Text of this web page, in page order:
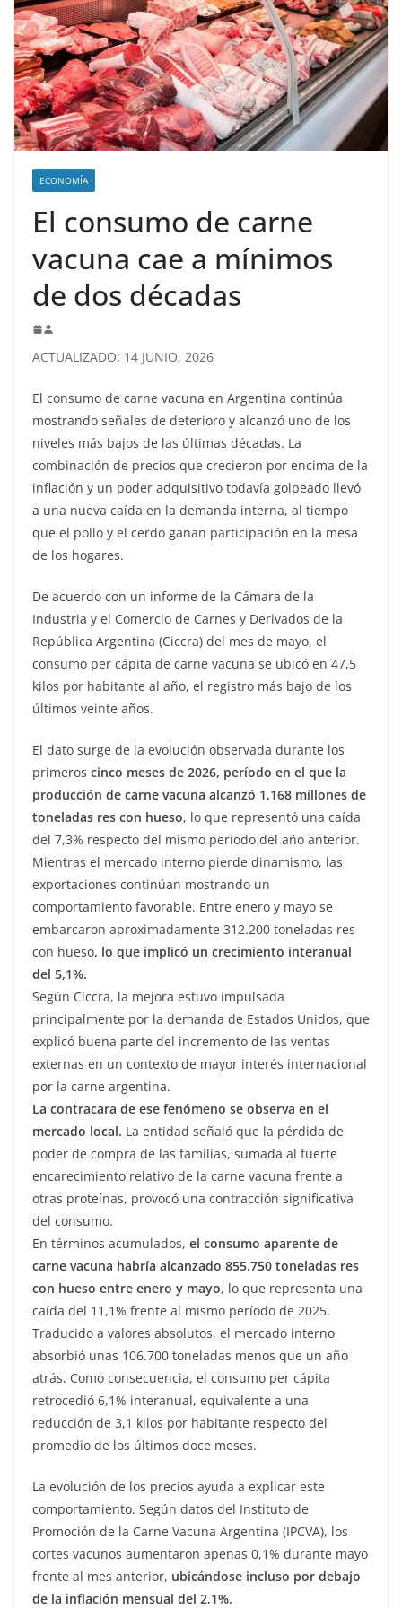
ECONOMÍA
El consumo de carne
vacuna cae a mínimos
de dos décadas
ACTUALIZADO: 14 JUNIO, 2026
El consumo de carne vacuna en Argentina continúa
mostrando señales de deterioro y alcanzó uno de los
niveles más bajos de las últimas décadas. La
combinación de precios que crecieron por encima de la
inflación y un poder adquisitivo todavía golpeado llevó
a una nueva caída en la demanda interna, al tiempo
que el pollo y el cerdo ganan participación en la mesa
de los hogares.
De acuerdo con un informe de la Cámara de la
Industria y el Comercio de Carnes y Derivados de la
República Argentina (Ciccra) del mes de mayo, el
consumo per cápita de carne vacuna se ubicó en 47,5
kilos por habitante al año, el registro más bajo de los
últimos veinte años.
El dato surge de la evolución observada durante los
primeros cinco meses de 2026, período en el que la
producción de carne vacuna alcanzó 1,168 millones de
toneladas res con hueso, lo que representó una caída
del 7,3% respecto del mismo período del año anterior.
Mientras el mercado interno pierde dinamismo, las
exportaciones continúan mostrando un
comportamiento favorable. Entre enero y mayo se
embarcaron aproximadamente 312.200 toneladas res
con hueso, lo que implicó un crecimiento interanual
del 5,1%.
Según Ciccra, la mejora estuvo impulsada
principalmente por la demanda de Estados Unidos, que
explicó buena parte del incremento de las ventas
externas en un contexto de mayor interés internacional
por la carne argentina.
La contracara de ese fenómeno se observa en el
mercado local. La entidad señaló que la pérdida de
poder de compra de las familias, sumada al fuerte
encarecimiento relativo de la carne vacuna frente a
otras proteínas, provocó una contracción significativa
del consumo.
En términos acumulados, el consumo aparente de
carne vacuna habría alcanzado 855.750 toneladas res
con hueso entre enero y mayo, lo que representa una
caída del 11,1% frente al mismo período de 2025.
Traducido a valores absolutos, el mercado interno
absorbió unas 106.700 toneladas menos que un año
atrás. Como consecuencia, el consumo per cápita
retrocedió 6,1% interanual, equivalente a una
reducción de 3,1 kilos por habitante respecto del
promedio de los últimos doce meses.
La evolución de los precios ayuda a explicar este
comportamiento. Según datos del Instituto de
Promoción de la Carne Vacuna Argentina (IPCVA), los
cortes vacunos aumentaron apenas 0,1% durante mayo
frente al mes anterior, ubicándose incluso por debajo
de la inflación mensual del 2,1%.